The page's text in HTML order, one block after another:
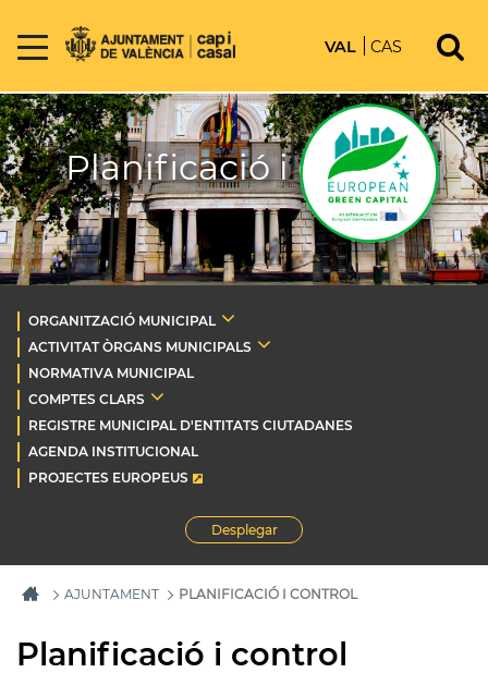
VAL CAS
Planificació i control
ORGANITZACIÓ MUNICIPAL
ACTIVITAT ÒRGANS MUNICIPALS
NORMATIVA MUNICIPAL
COMPTES CLARS
REGISTRE MUNICIPAL D'ENTITATS CIUTADANES
AGENDA INSTITUCIONAL
PROJECTES EUROPEUS
Desplegar
AJUNTAMENT PLANIFICACIÓ I CONTROL
Planificació i control